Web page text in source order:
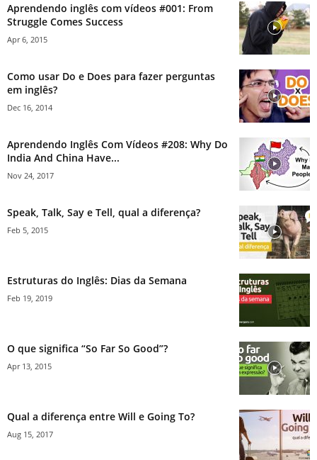
Aprendendo inglês com vídeos #001: From
Struggle Comes Success
Apr 6, 2015
Como usar Do e Does para fazer perguntas
em inglês?
Dec 16, 2014
Aprendendo Inglês Com Vídeos #208: Why Do
India And China Have...
Nov 24, 2017
Speak, Talk, Say e Tell, qual a diferença?
Feb 5, 2015
Estruturas do Inglês: Dias da Semana
Feb 19, 2019
O que significa “So Far So Good”?
Apr 13, 2015
Qual a diferença entre Will e Going To?
Aug 15, 2017